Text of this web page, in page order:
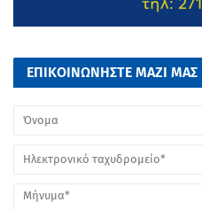
ΕΠΙΚΟΙΝΩΝΗΣΤΕ ΜΑΖΙ ΜΑΣ